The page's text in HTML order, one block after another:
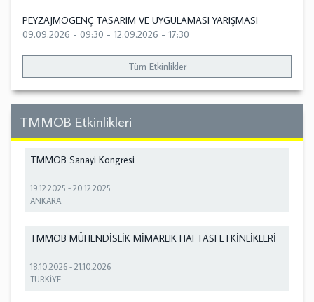
PEYZAJMOGENÇ TASARIM VE UYGULAMASI YARIŞMASI
09.09.2026 - 09:30 - 12.09.2026 - 17:30
Tüm Etkinlikler
TMMOB Etkinlikleri
TMMOB Sanayi Kongresi
19.12.2025 -20.12.2025
ANKARA
TMMOB MÜHENDİSLİK MİMARLIK HAFTASI ETKİNLİKLERİ
18.10.2026 -21.10.2026
TÜRKİYE